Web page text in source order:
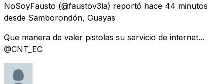
NoSoyFausto (@faustov3la) reportó hace 44 minutos
desde Samborondón, Guayas
Que manera de valer pistolas su servicio de internet...
@CNT_EC